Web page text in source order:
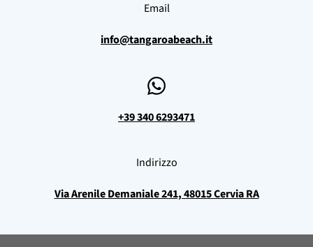
Email
info@tangaroabeach.it
+39 340 6293471
Indirizzo
Via Arenile Demaniale 241, 48015 Cervia RA